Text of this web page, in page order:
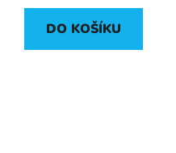
DO KOŠÍKU